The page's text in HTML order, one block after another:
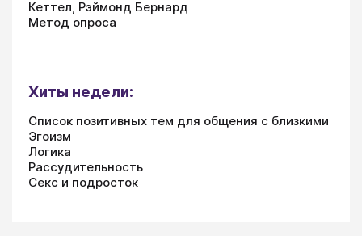
Кеттел, Рэймонд Бернард
Метод опроса
Хиты недели:
Список позитивных тем для общения с близкими
Эгоизм
Логика
Рассудительность
Секс и подросток